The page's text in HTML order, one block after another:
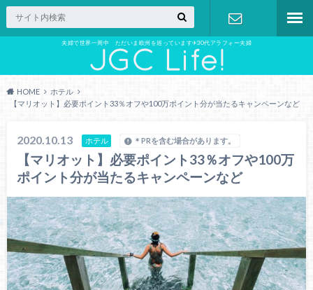
夫婦で世界一周中 ただいま欧州を巡っています✈︎30代アラフォー夫婦
お問い合わ
HOME
ホテル
【マリオット】必要ポイント33％オフや100万ポイント分が当たるキャンペーンなど
2020.10.13 ホテル ＊PRを含む場合があります。
【マリオット】必要ポイント33％オフや100万
ポイント分が当たるキャンペーンなど